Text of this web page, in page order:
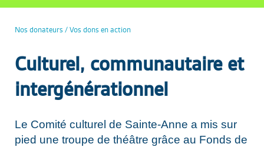
Nos donateurs / Vos dons en action
Culturel, communautaire et
intergénérationnel
Le Comité culturel de Sainte-Anne a mis sur
pied une troupe de théâtre grâce au Fonds de